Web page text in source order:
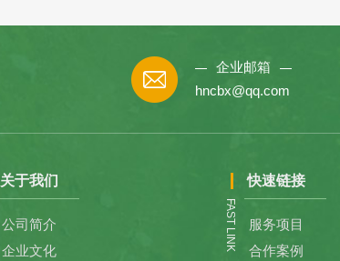
企业邮箱
hncbx@qq.com
关于我们
公司简介
企业文化
快速链接
FAST LINK
服务项目
合作案例